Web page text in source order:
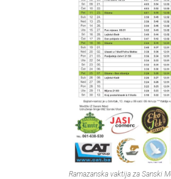
Ramazanska vaktija za Sanski